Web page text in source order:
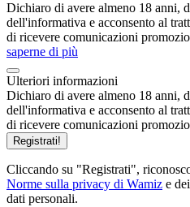
Dichiaro di avere almeno 18 anni,
dell'informativa e acconsento al
di ricevere comunicazioni
saperne di più
Ulteriori informazioni
Dichiaro di avere almeno 18 anni,
dell'informativa e acconsento al
di ricevere comunicazioni
Registrati!
Cliccando su "Registrati",
Norme sulla privacy di Wamiz e
dati personali.